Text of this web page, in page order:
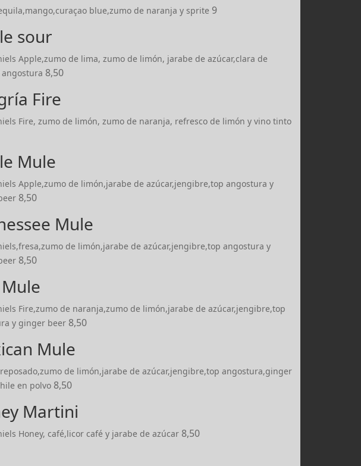
blue,zumo de naranja y sprite 9
sour
Apple,zumo de lima, zumo de limón, jarabe de azúcar,clara de
angostura 8,50
Fire
Fire, zumo de limón, zumo de naranja, refresco de limón y vino tinto
Mule
Apple,zumo de limón,jarabe de azúcar,jengibre,top angostura y
8,50
Mule
de limón,jarabe de azúcar,jengibre,top angostura y
8,50
Fire,zumo de naranja,zumo de limón,jarabe de azúcar,jengibre,top
y ginger beer 8,50
Mule
de limón,jarabe de azúcar,jengibre,top angostura,ginger
en polvo 8,50
Martini
Honey, café,licor café y jarabe de azúcar 8,50